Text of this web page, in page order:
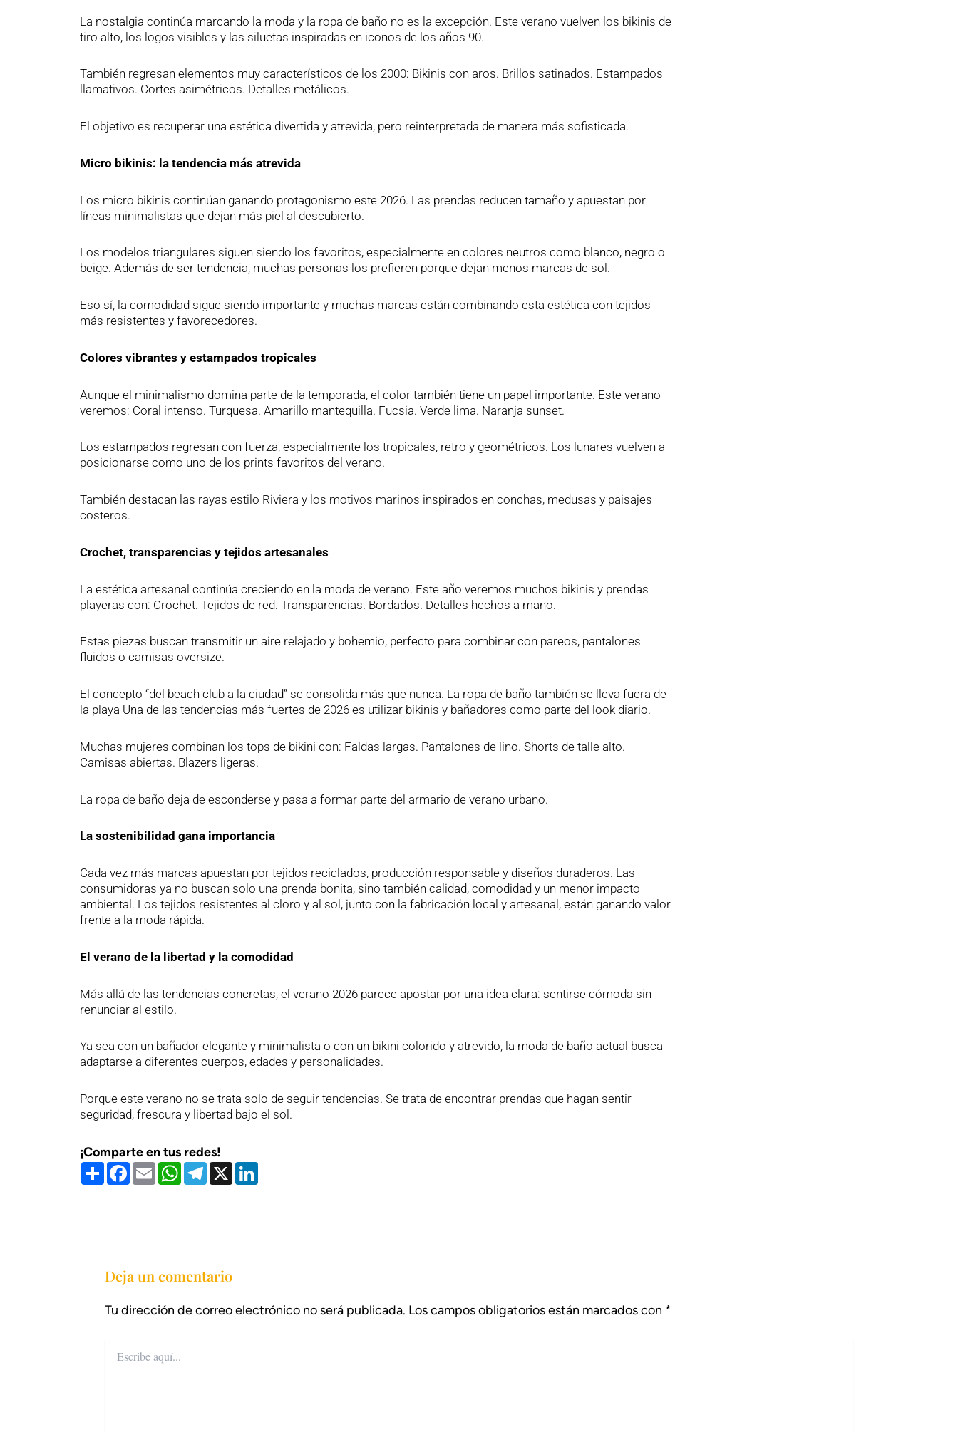
La nostalgia continúa marcando la moda y la ropa de baño no es la excepción. Este verano vuelven los bikinis de
tiro alto, los logos visibles y las siluetas inspiradas en iconos de los años 90.
También regresan elementos muy característicos de los 2000: Bikinis con aros. Brillos satinados. Estampados
llamativos. Cortes asimétricos. Detalles metálicos.
El objetivo es recuperar una estética divertida y atrevida, pero reinterpretada de manera más sofisticada.
Micro bikinis: la tendencia más atrevida
Los micro bikinis continúan ganando protagonismo este 2026. Las prendas reducen tamaño y apuestan por
líneas minimalistas que dejan más piel al descubierto.
Los modelos triangulares siguen siendo los favoritos, especialmente en colores neutros como blanco, negro o
beige. Además de ser tendencia, muchas personas los prefieren porque dejan menos marcas de sol.
Eso sí, la comodidad sigue siendo importante y muchas marcas están combinando esta estética con tejidos
más resistentes y favorecedores.
Colores vibrantes y estampados tropicales
Aunque el minimalismo domina parte de la temporada, el color también tiene un papel importante. Este verano
veremos: Coral intenso. Turquesa. Amarillo mantequilla. Fucsia. Verde lima. Naranja sunset.
Los estampados regresan con fuerza, especialmente los tropicales, retro y geométricos. Los lunares vuelven a
posicionarse como uno de los prints favoritos del verano.
También destacan las rayas estilo Riviera y los motivos marinos inspirados en conchas, medusas y paisajes
costeros.
Crochet, transparencias y tejidos artesanales
La estética artesanal continúa creciendo en la moda de verano. Este año veremos muchos bikinis y prendas
playeras con: Crochet. Tejidos de red. Transparencias. Bordados. Detalles hechos a mano.
Estas piezas buscan transmitir un aire relajado y bohemio, perfecto para combinar con pareos, pantalones
fluidos o camisas oversize.
El concepto “del beach club a la ciudad” se consolida más que nunca. La ropa de baño también se lleva fuera de
la playa Una de las tendencias más fuertes de 2026 es utilizar bikinis y bañadores como parte del look diario.
Muchas mujeres combinan los tops de bikini con: Faldas largas. Pantalones de lino. Shorts de talle alto.
Camisas abiertas. Blazers ligeras.
La ropa de baño deja de esconderse y pasa a formar parte del armario de verano urbano.
La sostenibilidad gana importancia
Cada vez más marcas apuestan por tejidos reciclados, producción responsable y diseños duraderos. Las
consumidoras ya no buscan solo una prenda bonita, sino también calidad, comodidad y un menor impacto
ambiental. Los tejidos resistentes al cloro y al sol, junto con la fabricación local y artesanal, están ganando valor
frente a la moda rápida.
El verano de la libertad y la comodidad
Más allá de las tendencias concretas, el verano 2026 parece apostar por una idea clara: sentirse cómoda sin
renunciar al estilo.
Ya sea con un bañador elegante y minimalista o con un bikini colorido y atrevido, la moda de baño actual busca
adaptarse a diferentes cuerpos, edades y personalidades.
Porque este verano no se trata solo de seguir tendencias. Se trata de encontrar prendas que hagan sentir
seguridad, frescura y libertad bajo el sol.
¡Comparte en tus redes!
CompartirFacebook
EmailWhatsApp
Telegram
X
Deja un comentario
Tu dirección de correo electrónico no será publicada. Los campos obligatorios están marcados con *
aquí...